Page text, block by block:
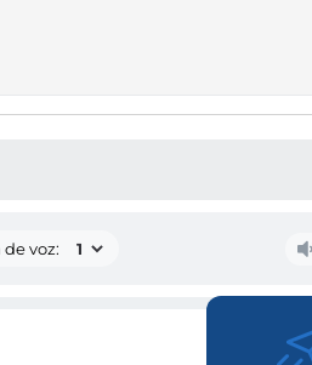
de voz: